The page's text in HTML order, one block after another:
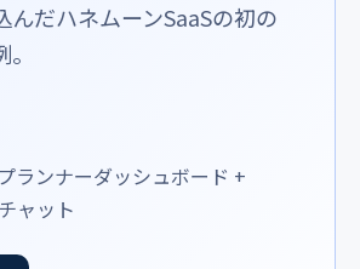
んだハネムーンSaaSの初の
ランナーダッシュボード +
ャット